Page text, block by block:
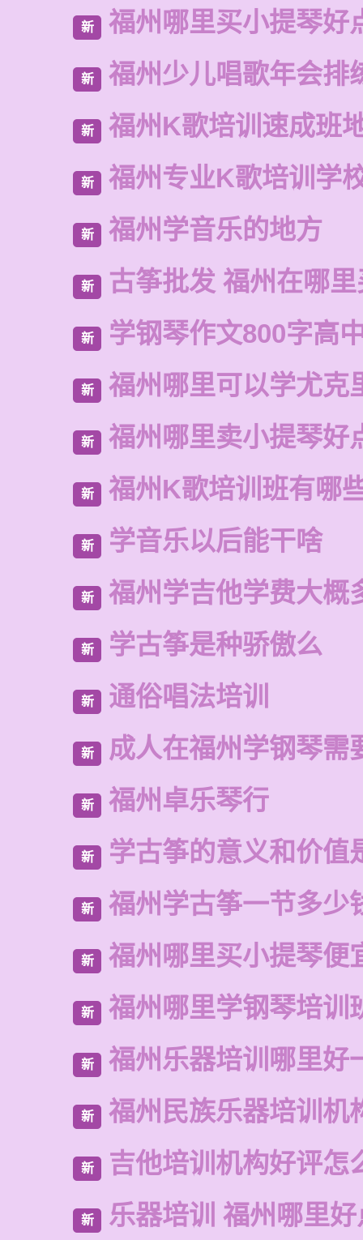
新 福州哪里买小提琴好
新 福州少儿唱歌年会排
新 福州K歌培训速成班
新 福州专业K歌培训学
新 福州学音乐的地方
新 古筝批发 福州在哪
新 学钢琴作文800字高
新 福州哪里可以学尤克
新 福州哪里卖小提琴好
新 福州K歌培训班有哪
新 学音乐以后能干啥
新 福州学吉他学费大概
新 学古筝是种骄傲么
新 通俗唱法培训
新 成人在福州学钢琴需
新 福州卓乐琴行
新 学古筝的意义和价值
新 福州学古筝一节多少
新 福州哪里买小提琴便
新 福州哪里学钢琴培训
新 福州乐器培训哪里好
新 福州民族乐器培训机
新 吉他培训机构好评怎
新 乐器培训 福州哪里